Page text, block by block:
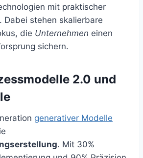
mit praktischer
Dabei stehen skalierbare
die Unternehmen einen
sichern.
2.0 und
generativer Modelle
. Mit 30%